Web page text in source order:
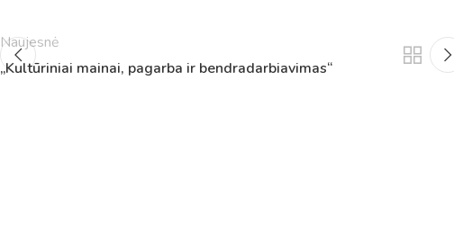
10
16:45
Naujesnė
„Kultūriniai mainai, pagarba ir bendradarbiavimas“